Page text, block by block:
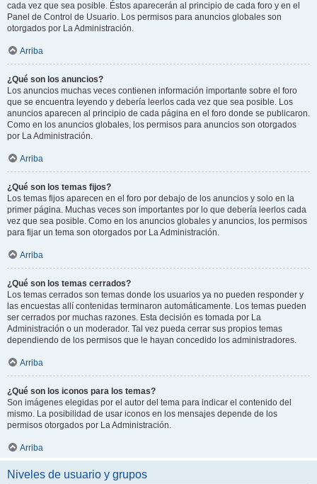
cada vez que sea posible. Éstos aparecerán al principio de cada foro y en el
Panel de Control de Usuario. Los permisos para anuncios globales son
otorgados por La Administración.
Arriba
¿Qué son los anuncios?
Los anuncios muchas veces contienen información importante sobre el foro
que se encuentra leyendo y debería leerlos cada vez que sea posible. Los
anuncios aparecen al principio de cada página en el foro donde se publicaron.
Como en los anuncios globales, los permisos para anuncios son otorgados
por La Administración.
Arriba
¿Qué son los temas fijos?
Los temas fijos aparecen en el foro por debajo de los anuncios y solo en la
primer página. Muchas veces son importantes por lo que debería leerlos cada
vez que sea posible. Como en los anuncios globales y anuncios, los permisos
para fijar un tema son otorgados por La Administración.
Arriba
¿Qué son los temas cerrados?
Los temas cerrados son temas donde los usuarios ya no pueden responder y
las encuestas allí contenidas terminaron automáticamente. Los temas pueden
ser cerrados por muchas razones. Esta decisión es tomada por La
Administración o un moderador. Tal vez pueda cerrar sus propios temas
dependiendo de los permisos que le hayan concedido los administradores.
Arriba
¿Qué son los iconos para los temas?
Son imágenes elegidas por el autor del tema para indicar el contenido del
mismo. La posibilidad de usar iconos en los mensajes depende de los
permisos otorgados por La Administración.
Arriba
Niveles de usuario y grupos